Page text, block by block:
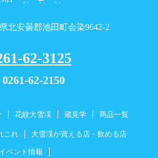
北安曇郡池田町会染9642-2
62-3125
0261-62-2150
花紋大雪渓 蔵見学 商品一覧
これ 大雪渓が買える店・飲める店
イベント情報